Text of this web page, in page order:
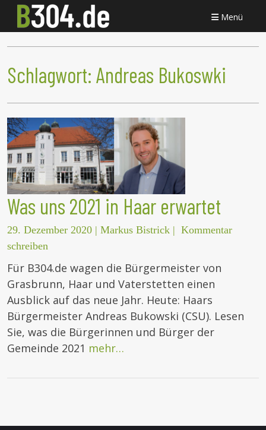
Menü
Schlagwort: Andreas Bukoswki
Was uns 2021 in Haar erwartet
29. Dezember 2020 | Markus Bistrick | Kommentar
schreiben
Für B304.de wagen die Bürgermeister von
Grasbrunn, Haar und Vaterstetten einen
Ausblick auf das neue Jahr. Heute: Haars
Bürgermeister Andreas Bukowski (CSU). Lesen
Sie, was die Bürgerinnen und Bürger der
Gemeinde 2021 mehr…